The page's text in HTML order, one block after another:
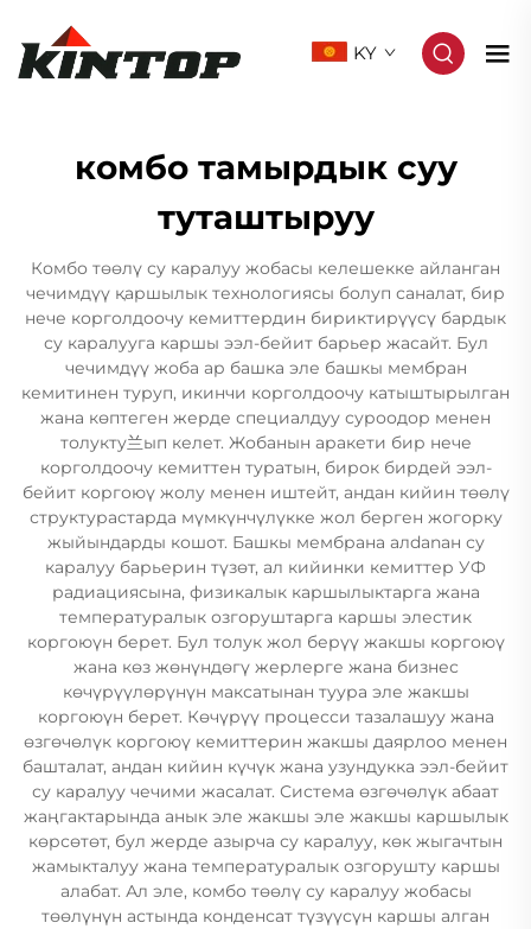
KY
комбо тамырдык суу
туташтыруу
Комбо төөлү су каралуу жобасы келешекке айланган
чечимдүү қаршылык технологиясы болуп саналат, бир
нече корголдоочу кемиттердин бириктирүүсү бардык
су каралууга каршы ээл-бейит барьер жасайт. Бул
чечимдүү жоба ар башка эле башкы мембран
кемитинен туруп, икинчи корголдоочу катыштырылган
жана көптеген жерде специалдуу суроодор менен
толукту兰ып келет. Жобанын аракети бир нече
корголдоочу кемиттен туратын, бирок бирдей ээл-
бейит коргоюү жолу менен иштейт, андан кийин төөлү
структурастарда мүмкүнчүлүкке жол берген жогорку
жыйындарды кошот. Башкы мембрана алdanaн су
каралуу барьерин түзөт, ал кийинки кемиттер УФ
радиациясына, физикалык каршылыктарга жана
температуралык озгоруштарга каршы элестик
коргоюүн берет. Бул толук жол берүү жакшы коргоюү
жана көз жөнүндөгү жерлерге жана бизнес
көчүрүүлөрүнүн максатынан туура эле жакшы
коргоюүн берет. Көчүрүү процесси тазалашуу жана
өзгөчөлүк коргоюү кемиттерин жакшы даярлоо менен
башталат, андан кийин күчүк жана узундукка ээл-бейит
су каралуу чечими жасалат. Система өзгөчөлүк абаат
жаңгактарында анык эле жакшы эле жакшы каршылык
көрсөтөт, бул жерде азырча су каралуу, көк жыгачтын
жамыкталуу жана температуралык озгорушту каршы
алабат. Ал эле, комбо төөлү су каралуу жобасы
төөлүнүн астында конденсат түзүүсүн каршы алган